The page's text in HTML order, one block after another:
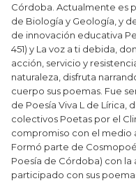
Córdoba. Actualmente es
de Biología y Geología, y
de innovación educativa
451) y La voz a ti debida,
acción, servicio y
naturaleza, disfruta
cuerpo sus poemas. Fue
de Poesía Viva L de Lírica,
colectivos Poetas por el
compromiso con el medio
Formó parte de
Poesía de Córdoba) con la
participado con sus